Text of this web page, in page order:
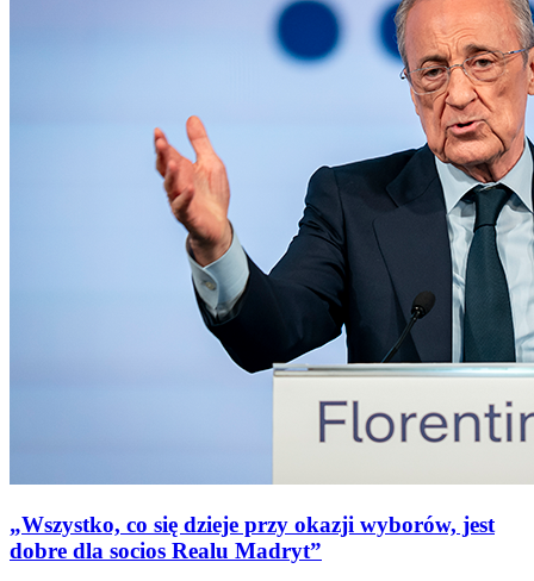
„Wszystko, co się dzieje przy okazji wyborów, jest
dobre dla socios Realu Madryt”